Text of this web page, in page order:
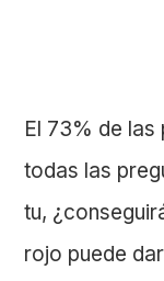
El 73% de las
todas las
tu,
rojo puede